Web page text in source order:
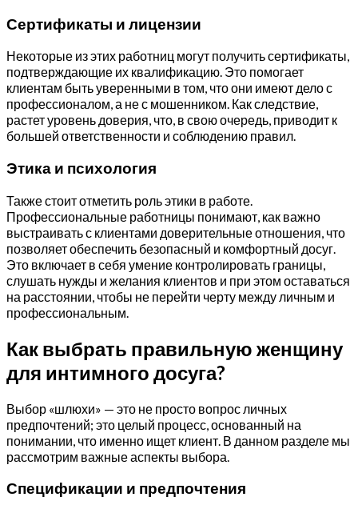
Сертификаты и лицензии
Некоторые из этих работниц могут получить сертификаты,
подтверждающие их квалификацию. Это помогает
клиентам быть уверенными в том, что они имеют дело с
профессионалом, а не с мошенником. Как следствие,
растет уровень доверия, что, в свою очередь, приводит к
большей ответственности и соблюдению правил.
Этика и психология
Также стоит отметить роль этики в работе.
Профессиональные работницы понимают, как важно
выстраивать с клиентами доверительные отношения, что
позволяет обеспечить безопасный и комфортный досуг.
Это включает в себя умение контролировать границы,
слушать нужды и желания клиентов и при этом оставаться
на расстоянии, чтобы не перейти черту между личным и
профессиональным.
Как выбрать правильную женщину
для интимного досуга?
Выбор «шлюхи» — это не просто вопрос личных
предпочтений; это целый процесс, основанный на
понимании, что именно ищет клиент. В данном разделе мы
рассмотрим важные аспекты выбора.
Спецификации и предпочтения